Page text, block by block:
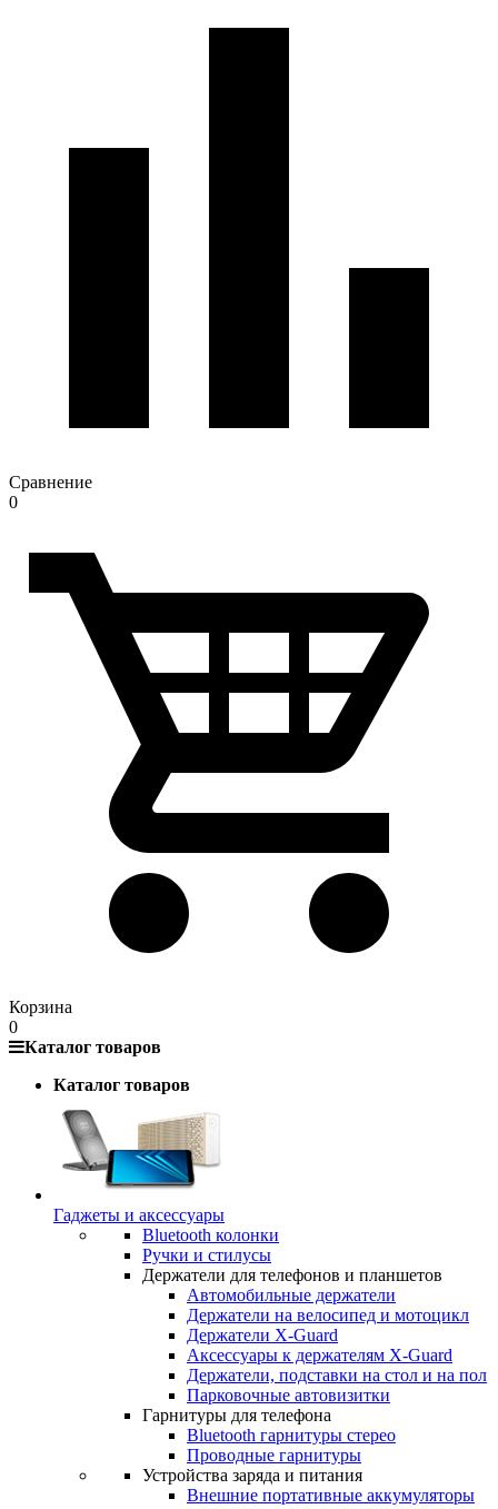
Сравнение
0
Корзина
0
Каталог товаров
Каталог товаров
Гаджеты и аксессуары
Bluetooth колонки
Ручки и стилусы
Держатели для телефонов и планшетов
Автомобильные держатели
Держатели на велосипед и мотоцикл
Держатели X-Guard
Аксессуары к держателям X-Guard
Держатели, подставки на стол и на пол
Парковочные автовизитки
Гарнитуры для телефона
Bluetooth гарнитуры стерео
Проводные гарнитуры
Устройства заряда и питания
Внешние портативные аккумуляторы